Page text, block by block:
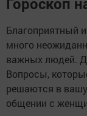
Гороскоп
Благоприятный
много
важных людей.
Вопросы,
решаются в
общении с